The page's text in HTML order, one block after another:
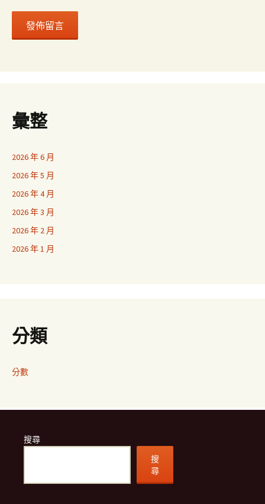
彙整
2026 年 6 月
2026 年 5 月
2026 年 4 月
2026 年 3 月
2026 年 2 月
2026 年 1 月
分類
分數
搜尋
搜
尋